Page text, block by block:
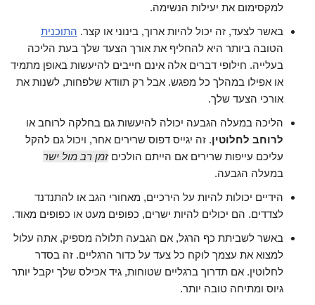
למקסימום את יעילות הנשימה.
באשר לצעד, זה יכול להיות ארוך, בינוני או קצר. התוכנית
הטובה ביותר היא להחליף את אורך הצעד שלך בעת הליכה
בעלייה. חילופי דברים אלה אינם חייבים להיעשות באופן מתמיד
או אפילו במהלך כל מפגש. אבל רק תוודא שלפחות, לשנות את
אורכי הצעד שלך.
הליכה במעלה הגבעה יכולה להיעשות גם בחלקה לרוחב או
לרוחב לחלוטין. זה יגייס דפוס שרירים אחר, ויכול גם להקל
עליכם עייפות שרירים אם הייתם הולכיםזמן רב מול ישר
במעלה הגבעה.
הידיים יכולות להיות על הירכיים, מאחורי הגב או להתנדנד
לצדדים. הם יכולים להיות ישרים, כפופים מעט או כפופים מאוד.
באשר לשביתת כף הרגל, אם הגבעה תלולה מספיק, אתה עלול
למצוא את עצמך לוקח כל צעד על כדור הרגליים. זה בסדר
לחלוטין. אם תדרוך ברגליים שטוחות, גיד אכילס שלך יקבל יותר
גיוס ומתיחה טובה יותר.